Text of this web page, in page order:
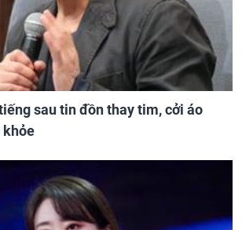
sau tin đồn thay tim, cởi áo
khỏe